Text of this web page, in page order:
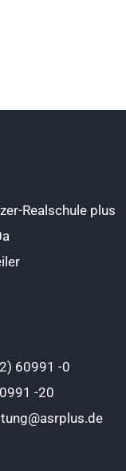
Realschule plus
60991 -0
-20